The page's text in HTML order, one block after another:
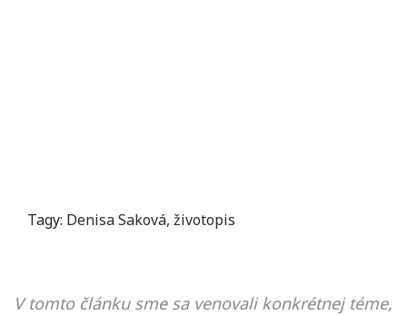
Tagy: Denisa Saková, životopis
V tomto článku sme sa venovali konkrétnej téme,